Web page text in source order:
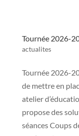
Tournée 2026-
actualites
Tournée 2026-
de mettre en
atelier
propose des
séances Coups